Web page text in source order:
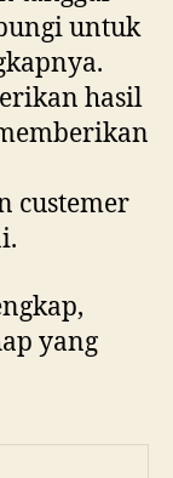
untuk
hasil
custemer
yang